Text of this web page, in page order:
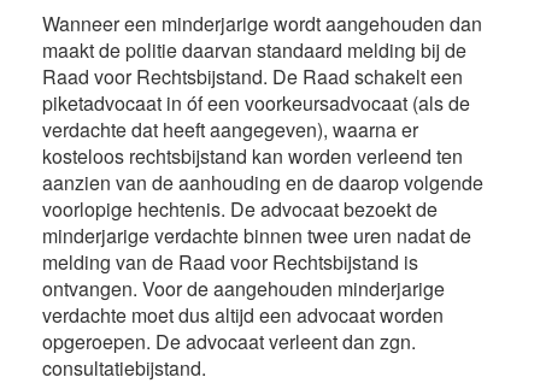
Wanneer een minderjarige wordt aangehouden dan
maakt de politie daarvan standaard melding bij de
Raad voor Rechtsbijstand. De Raad schakelt een
piketadvocaat in óf een voorkeursadvocaat (als de
verdachte dat heeft aangegeven), waarna er
kosteloos rechtsbijstand kan worden verleend ten
aanzien van de aanhouding en de daarop volgende
voorlopige hechtenis. De advocaat bezoekt de
minderjarige verdachte binnen twee uren nadat de
melding van de Raad voor Rechtsbijstand is
ontvangen. Voor de aangehouden minderjarige
verdachte moet dus altijd een advocaat worden
opgeroepen. De advocaat verleent dan zgn.
consultatiebijstand.